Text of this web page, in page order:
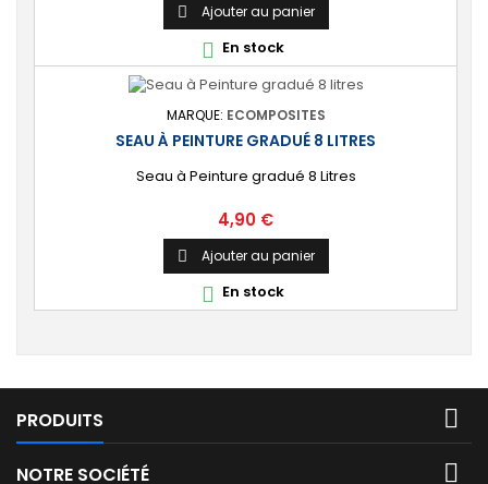
 Ajouter au panier
 En stock
MARQUE: ECOMPOSITES
SEAU À PEINTURE GRADUÉ 8 LITRES
Seau à Peinture gradué 8 Litres
Prix
4,90 €
 Ajouter au panier
 En stock
PRODUITS 
NOTRE SOCIÉTÉ 